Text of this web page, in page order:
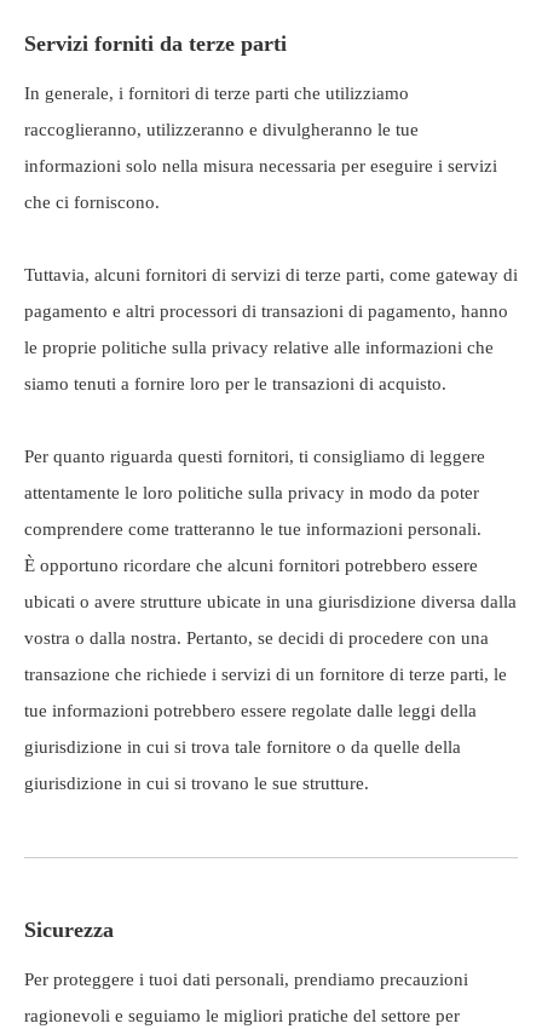
Servizi forniti da terze parti
In generale, i fornitori di terze parti che utilizziamo
raccoglieranno, utilizzeranno e divulgheranno le tue
informazioni solo nella misura necessaria per eseguire i servizi
che ci forniscono.
Tuttavia, alcuni fornitori di servizi di terze parti, come gateway di
pagamento e altri processori di transazioni di pagamento, hanno
le proprie politiche sulla privacy relative alle informazioni che
siamo tenuti a fornire loro per le transazioni di acquisto.
Per quanto riguarda questi fornitori, ti consigliamo di leggere
attentamente le loro politiche sulla privacy in modo da poter
comprendere come tratteranno le tue informazioni personali.
È opportuno ricordare che alcuni fornitori potrebbero essere
ubicati o avere strutture ubicate in una giurisdizione diversa dalla
vostra o dalla nostra. Pertanto, se decidi di procedere con una
transazione che richiede i servizi di un fornitore di terze parti, le
tue informazioni potrebbero essere regolate dalle leggi della
giurisdizione in cui si trova tale fornitore o da quelle della
giurisdizione in cui si trovano le sue strutture.
Sicurezza
Per proteggere i tuoi dati personali, prendiamo precauzioni
ragionevoli e seguiamo le migliori pratiche del settore per